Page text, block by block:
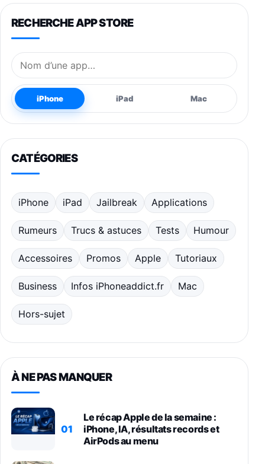
RECHERCHE APP STORE
Nom de l’application
iPhone iPad Mac
CATÉGORIES
iPhone iPad Jailbreak Applications
Rumeurs Trucs & astuces Tests Humour
Accessoires Promos Apple Tutoriaux
Business Infos iPhoneaddict.fr Mac
Hors-sujet
À NE PAS MANQUER
01
Le récap Apple de la semaine :
iPhone, IA, résultats records et
AirPods au menu